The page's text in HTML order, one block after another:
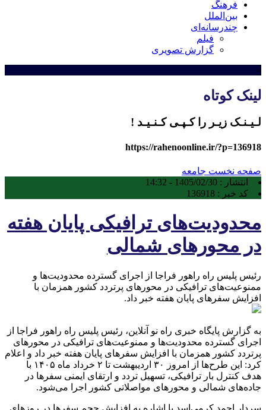
فرهنگ
بین‌الملل
چندرسانه‌ای
فیلم
گزارش تصویری
×
لینک کوتاه
لـیـنـک زیـر را کـپـی کـنـیـد !
https://rahenoonline.ir/?p=136918
صفحه نخست جامعه
انتشار : 1405/02/30 - 14:32
کد خبر : 136918
محدودیت‌های ترافیکی پایان هفته
در محورهای شمالی
رئیس پلیس راه راهور فراجا از اجرای گسترده محدودیت‌ها و
ممنوعیت‌های ترافیکی در محورهای پرتردد کشور همزمان با
افزایش سفرهای پایان هفته خبر داد.
به گزارش پایگاه خبری راه نو آنلاین، رئیس پلیس راه راهور فراجا از
اجرای گسترده محدودیت‌ها و ممنوعیت‌های ترافیکی در محورهای
پرتردد کشور همزمان با افزایش سفرهای پایان هفته خبر داد و اعلام
کرد: این طرح‌ها از امروز ۳۰ اردیبهشت تا ۲ خرداد ماه ۱۴۰۵ با
هدف کنترل بار ترافیکی، تسهیل تردد و ارتقای ایمنی سفرها در
جاده‌های شمالی و محورهای مواصلاتی کشور اجرا می‌شود.
سردار احمد کرمی‌اسد با اشاره به افزایش حجم سفرها در روزهای